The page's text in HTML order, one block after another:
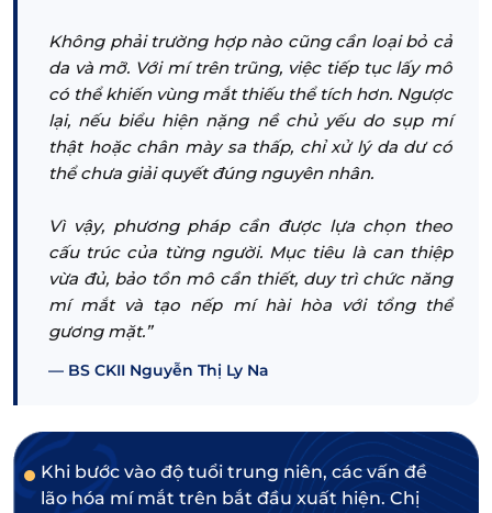
Không phải trường hợp nào cũng cần loại bỏ cả
da và mỡ. Với mí trên trũng, việc tiếp tục lấy mô
có thể khiến vùng mắt thiếu thể tích hơn. Ngược
lại, nếu biểu hiện nặng nề chủ yếu do sụp mí
thật hoặc chân mày sa thấp, chỉ xử lý da dư có
thể chưa giải quyết đúng nguyên nhân.
Vì vậy, phương pháp cần được lựa chọn theo
cấu trúc của từng người. Mục tiêu là can thiệp
vừa đủ, bảo tồn mô cần thiết, duy trì chức năng
mí mắt và tạo nếp mí hài hòa với tổng thể
gương mặt.”
BS CKII Nguyễn Thị Ly Na
Khi bước vào độ tuổi trung niên, các vấn đề
lão hóa mí mắt trên bắt đầu xuất hiện. Chị